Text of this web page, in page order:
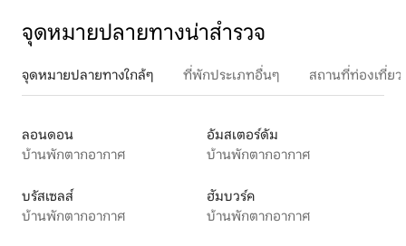
จุดหมายปลายทางน่าสำรวจ
จุดหมายปลายทางใกล้ๆ ที่พักประเภทอื่นๆ สถานที่ท่องเที่ย
ลอนดอน
บ้านพักตากอากาศ
อัมสเตอร์ดัม
บ้านพักตากอากาศ
บรัสเซลส์
บ้านพักตากอากาศ
ฮัมบวร์ค
บ้านพักตากอากาศ